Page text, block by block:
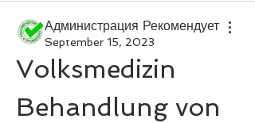
Администрация Рекомендует
September 15, 2023
Volksmedizin
Behandlung von